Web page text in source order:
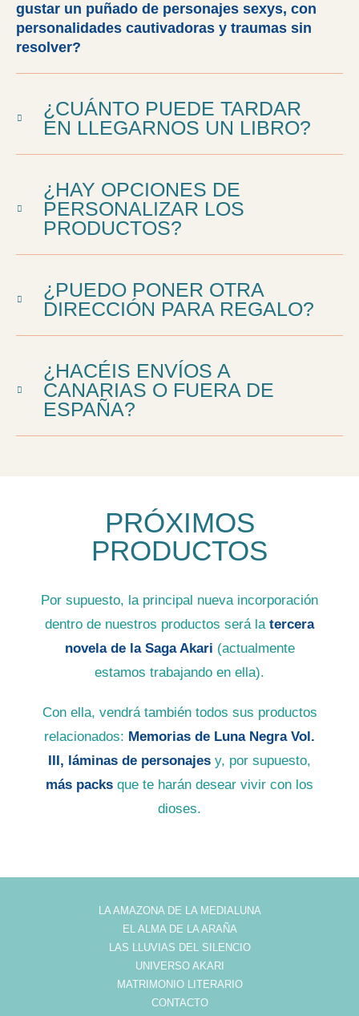
gustar un puñado de personajes sexys, con
personalidades cautivadoras y traumas sin
resolver?
¿CUÁNTO PUEDE TARDAR
EN LLEGARNOS UN LIBRO?
¿HAY OPCIONES DE
PERSONALIZAR LOS
PRODUCTOS?
¿PUEDO PONER OTRA
DIRECCIÓN PARA REGALO?
¿HACÉIS ENVÍOS A
CANARIAS O FUERA DE
ESPAÑA?
PRÓXIMOS
PRODUCTOS
Por supuesto, la principal nueva incorporación
dentro de nuestros productos será la tercera
novela de la Saga Akari (actualmente
estamos trabajando en ella).
Con ella, vendrá también todos sus productos
relacionados: Memorias de Luna Negra Vol.
III, láminas de personajes y, por supuesto,
más packs que te harán desear vivir con los
dioses.
LA AMAZONA DE LA MEDIALUNA
EL ALMA DE LA ARAÑA
LAS LLUVIAS DEL SILENCIO
UNIVERSO AKARI
MATRIMONIO LITERARIO
CONTACTO